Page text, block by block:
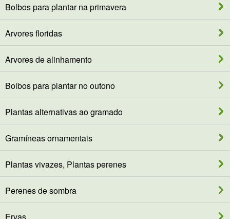
Bolbos para plantar na primavera
Arvores floridas
Arvores de alinhamento
Bolbos para plantar no outono
Plantas alternativas ao gramado
Gramíneas ornamentais
Plantas vivazes, Plantas perenes
Perenes de sombra